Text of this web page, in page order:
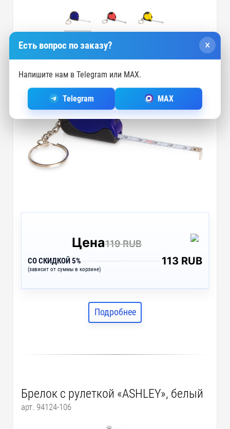
Цена119 RUB
СО СКИДКОЙ 5%
(зависит от суммы в корзине)
113 RUB
Подробнее
Брелок с рулеткой «ASHLEY», белый
арт. 94124-106
Есть вопрос по заказу? ×
Напишите нам в Telegram или MAX.
Telegram MAX